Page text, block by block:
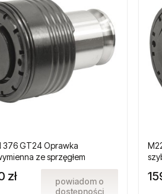
376 GT24 Oprawka
ze sprzęgłem
do gwintowników
zł
powiadom o
dostępności